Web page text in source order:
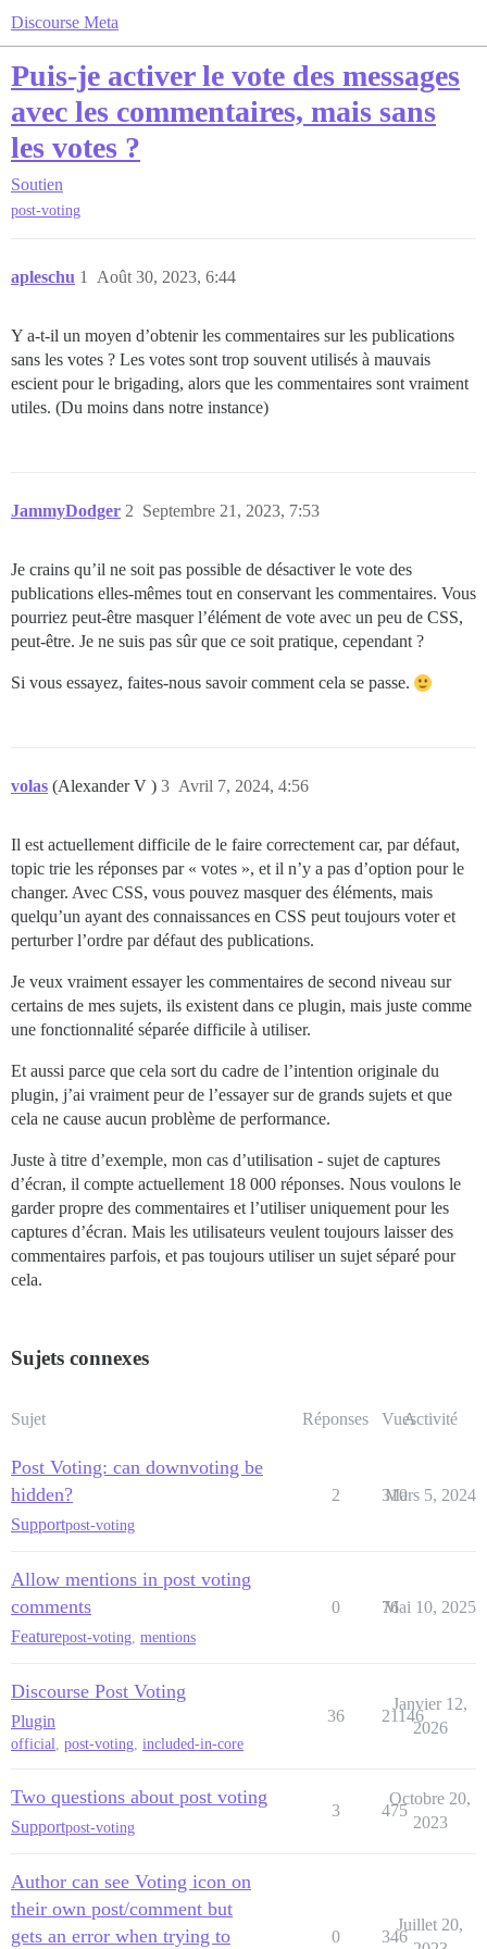
Discourse Meta
Puis-je activer le vote des messages
avec les commentaires, mais sans
les votes ?
Soutien
post-voting
apleschu Août 30, 2023, 6:44
1
Y a-t-il un moyen d’obtenir les commentaires sur les publications
sans les votes ? Les votes sont trop souvent utilisés à mauvais
escient pour le brigading, alors que les commentaires sont vraiment
utiles. (Du moins dans notre instance)
JammyDodger Septembre 21, 2023, 7:53
2
Je crains qu’il ne soit pas possible de désactiver le vote des
publications elles-mêmes tout en conservant les commentaires. Vous
pourriez peut-être masquer l’élément de vote avec un peu de CSS,
peut-être. Je ne suis pas sûr que ce soit pratique, cependant ?
Si vous essayez, faites-nous savoir comment cela se passe.
volas (Alexander V ) Avril 7, 2024, 4:56
3
Il est actuellement difficile de le faire correctement car, par défaut,
topic trie les réponses par « votes », et il n’y a pas d’option pour le
changer. Avec CSS, vous pouvez masquer des éléments, mais
quelqu’un ayant des connaissances en CSS peut toujours voter et
perturber l’ordre par défaut des publications.
Je veux vraiment essayer les commentaires de second niveau sur
certains de mes sujets, ils existent dans ce plugin, mais juste comme
une fonctionnalité séparée difficile à utiliser.
Et aussi parce que cela sort du cadre de l’intention originale du
plugin, j’ai vraiment peur de l’essayer sur de grands sujets et que
cela ne cause aucun problème de performance.
Juste à titre d’exemple, mon cas d’utilisation - sujet de captures
d’écran, il compte actuellement 18 000 réponses. Nous voulons le
garder propre des commentaires et l’utiliser uniquement pour les
captures d’écran. Mais les utilisateurs veulent toujours laisser des
commentaires parfois, et pas toujours utiliser un sujet séparé pour
cela.
Sujets connexes
Sujet Réponses VuesActivité
Post Voting: can downvoting be
hidden?
Supportpost-voting
2 310
Mars 5, 2024
Allow mentions in post voting
comments
Featurepost-voting mentions
0 76
Mai 10, 2025
Discourse Post Voting
Plugin
official, post-voting, included-in-core
36 21146
Janvier 12,
2026
Two questions about post voting
Supportpost-voting
3 475
Octobre 20,
2023
Author can see Voting icon on
their own post/comment but
gets an error when trying to
0 346
Juillet 20,